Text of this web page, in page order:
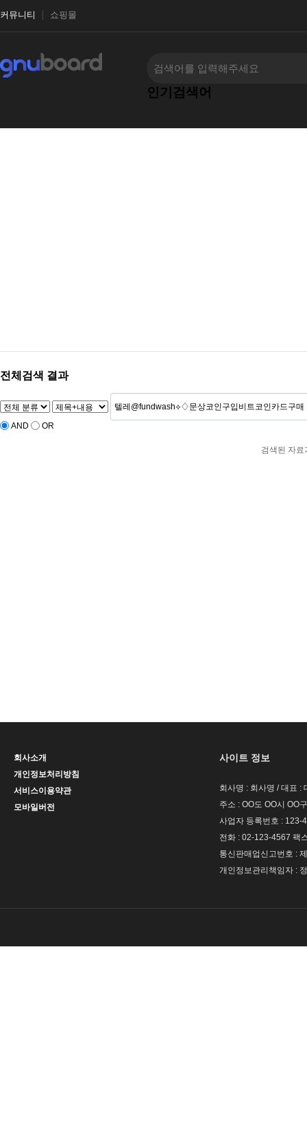
커뮤니티 쇼핑몰
인기검색어
전체검색 결과
AND OR
검색된 자료
회사소개
개인정보처리방침
서비스이용약관
모바일버전
사이트 정보
회사명 : 회사명 / 대표 :
주소 : OO도 OO시 OO
사업자 등록번호 : 123-
전화 : 02-123-4567 팩
통신판매업신고번호 :
개인정보관리책임자 :